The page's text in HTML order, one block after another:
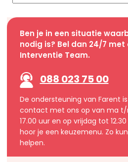
Ben je in een situatie
nodig is? Bel dan 24/7 met
Interventie Team.
088 023 75 00
De ondersteuning van Farent
contact met ons op van ma
17.00 uur en op vrijdag tot
hoor je een keuzemenu. Zo
helpen.